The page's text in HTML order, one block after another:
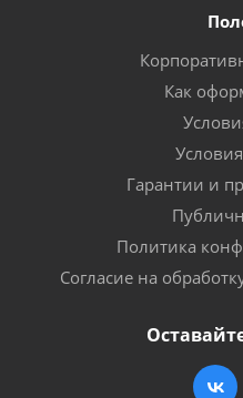
Как
Гарантии и
Политика
Согласие на